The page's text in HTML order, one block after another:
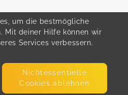
um die bestmögliche
Mit deiner Hilfe können wir
Services verbessern.
Nicht­essentielle
Cookies ablehnen